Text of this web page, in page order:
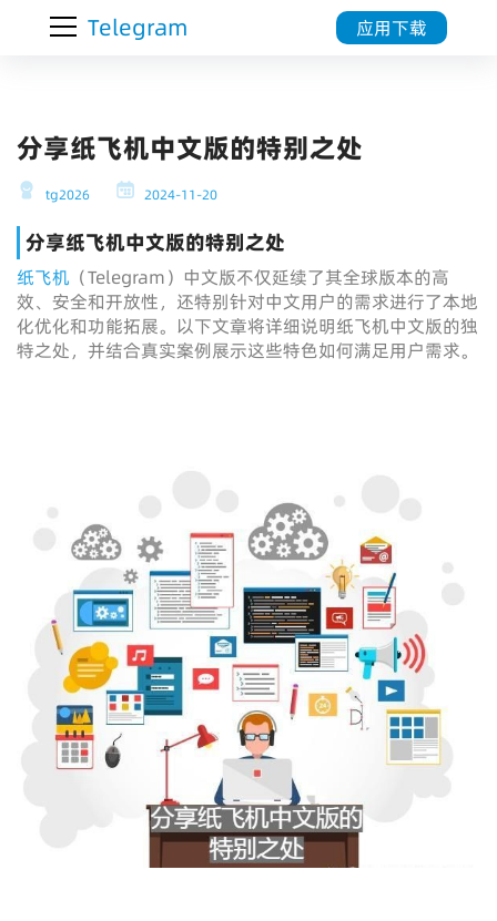
Telegram 应用下载
分享纸飞机中文版的特别之处
tg2026 2024-11-20
分享纸飞机中文版的特别之处
纸飞机 （Telegram）中文版不仅延续了其全球版本的高
效、安全和开放性，还特别针对中文用户的需求进行了本地
化优化和功能拓展。以下文章将详细说明纸飞机中文版的独
特之处，并结合真实案例展示这些特色如何满足用户需求。